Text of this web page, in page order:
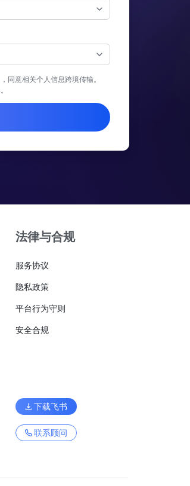
，同意相关个人信息跨境传输。
法律与合规
服务协议
隐私政策
平台行为守则
安全合规
下载飞书
联系顾问